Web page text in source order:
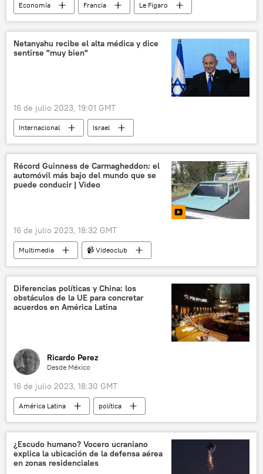
Economía Francia
Le Figaro
castillo
📈 Mercados y finanzas
Netanyahu recibe el alta médica y dice
sentirse "muy bien"
16 de julio 2023, 19:01 GMT
Internacional
Israel
Benjamín Netanyahu
🌍 Oriente Medio
Récord Guinness de Carmagheddon: el
automóvil más bajo del mundo que se
puede conducir | Video
16 de julio 2023, 18:32 GMT
Multimedia
📹 Videoclub
Libro de los Récords Guinness
⚙️ Motor
Diferencias políticas y China: los
obstáculos de la UE para concretar
acuerdos en América Latina
Ricardo Perez
Desde México
16 de julio 2023, 18:30 GMT
América Latina
política
Alicia Bárcena
Andrés Manuel López Obrador
Unión Europea (UE)
EEUU
CELAC
Mercosur
China
Argentina
¿Escudo humano? Vocero ucraniano
explica la ubicación de la defensa aérea
en zonas residenciales